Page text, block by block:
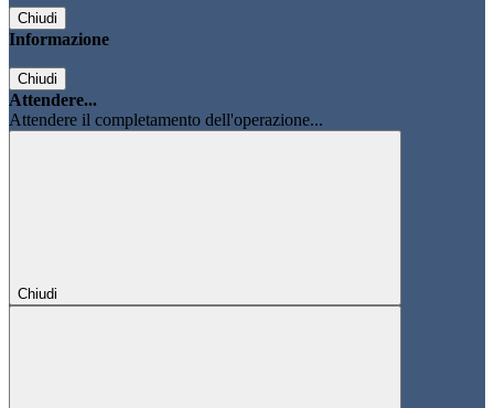
Chiudi
Informazione
Chiudi
Attendere...
Attendere il completamento dell'operazione...
Chiudi